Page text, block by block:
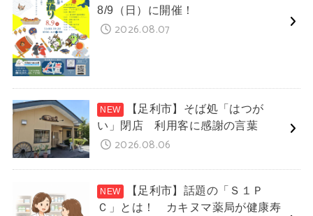
8/9（日）に開催！
2026.08.07
【足利市】そば処「はつが
い」閉店 利用客に感謝の言葉
2026.08.06
【足利市】話題の「Ｓ１Ｐ
Ｃ」とは！ カキヌマ薬局が健康寿